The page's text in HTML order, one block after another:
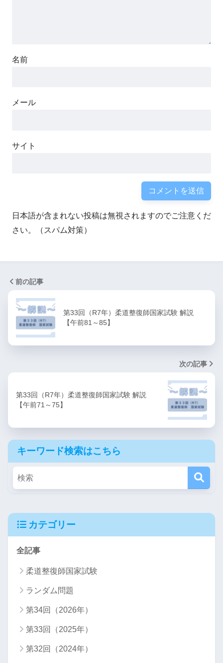
名前
メール
サイト
日本語が含まれない投稿は無視されますのでご注意くだ
さい。（スパム対策）
前の記事
第33回（R7年）柔道整復師国家試験 解説
【午前81～85】
次の記事
第33回（R7年）柔道整復師国家試験 解説
【午前71～75】
キーワード検索はこちら
カテゴリー
全記事
柔道整復師国家試験
ランダム問題
第34回（2026年）
第33回（2025年）
第32回（2024年）